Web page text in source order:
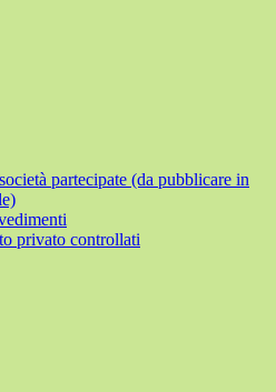
partecipate (da pubblicare in
privato controllati